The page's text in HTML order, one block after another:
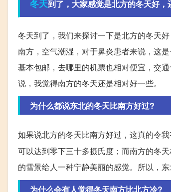
冬天到了，大家感觉是北方的冬天好
冬天到了，我们来探讨一下是北方的冬天
南方，空气潮湿，对于鼻炎患者来说，这
基本包邮，去哪里的机票也相对便宜，交
说，我觉得南方的冬天还是相对好一些。
为什么都说东北的冬天比南方好过?
如果说北方的冬天比南方好过，这真的令
可以达到零下三十多摄氏度；而南方的冬
的雪景给人一种宁静美丽的感觉。所以，
为什么会有人觉得冬天南方比北方冷?